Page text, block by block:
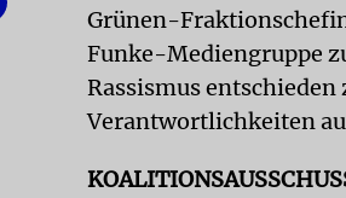
Grünen-
Funke-Mediengruppe
Rassismus
Verantwortlichkeiten